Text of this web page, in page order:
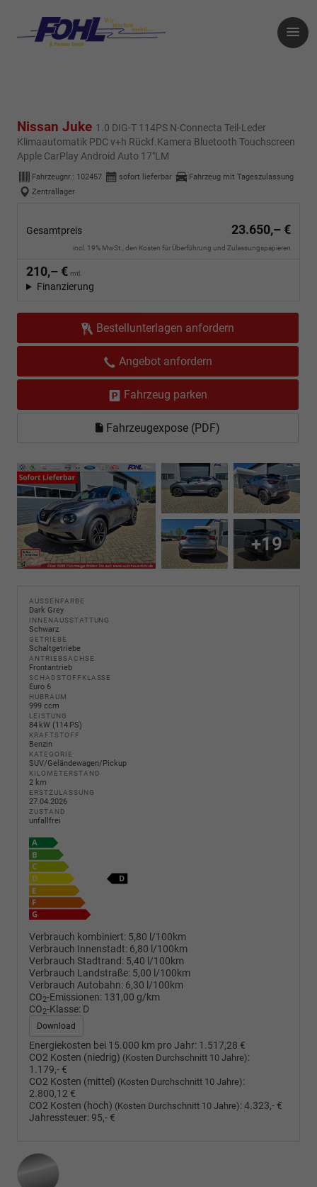
Nissan Juke 1.0 DIG-T 114PS N-Connecta Teil-Leder
Klimaautomatik PDC v+h Rückf.Kamera Bluetooth Touchscreen
Apple CarPlay Android Auto 17"LM
Fahrzeugnr.: 102457 sofort lieferbar
Fahrzeug mit Tageszulassung
Zentrallager
Gesamtpreis 23.650,– €
incl. 19% MwSt., den Kosten für Überführung und Zulassungspapieren
210,– € mtl.
Finanzierung
Bestellunterlagen anfordern
Angebot anfordern
Fahrzeug parken
Fahrzeugexpose (PDF)
+19
AUSSENFARBE
Dark Grey
INNENAUSSTATTUNG
Schwarz
GETRIEBE
Schaltgetriebe
ANTRIEBSACHSE
Frontantrieb
SCHADSTOFFKLASSE
Euro 6
HUBRAUM
999 ccm
LEISTUNG
84 kW (114 PS)
KRAFTSTOFF
Benzin
KATEGORIE
SUV/Geländewagen/Pickup
KILOMETERSTAND
2 km
ERSTZULASSUNG
27.04.2026
ZUSTAND
unfallfrei
Verbrauch kombiniert: 5,80 l/100km
Verbrauch Innenstadt: 6,80 l/100km
Verbrauch Stadtrand: 5,40 l/100km
Verbrauch Landstraße: 5,00 l/100km
Verbrauch Autobahn: 6,30 l/100km
CO2-Emissionen: 131,00 g/km
CO2-Klasse: D
Download
Energiekosten bei 15.000 km pro Jahr: 1.517,28 €
CO2 Kosten (niedrig) (Kosten Durchschnitt 10 Jahre):
1.179,- €
CO2 Kosten (mittel) (Kosten Durchschnitt 10 Jahre):
2.800,12 €
CO2 Kosten (hoch) (Kosten Durchschnitt 10 Jahre):4.323,- €
Jahressteuer: 95,- €